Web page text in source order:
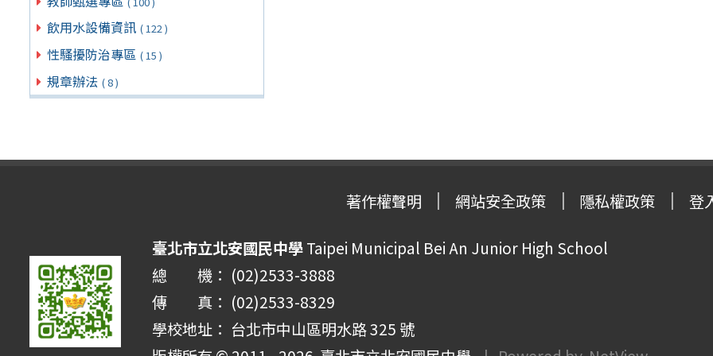
飲用水設備資訊 ( 122 )
性騷擾防治專區 ( 15 )
規章辦法 ( 8 )
著作權聲明 網站安全政策 隱私權政策 登
臺北市立北安國民中學Taipei Municipal Bei An Junior High School
總 機： (02)2533-3888
傳 真： (02)2533-8329
學校地址： 台北市中山區明水路 325 號